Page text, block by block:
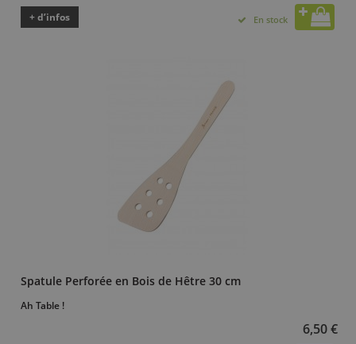
+ d’infos En stock
Spatule Perforée en Bois de Hêtre 30 cm
Ah Table !
6,50 €